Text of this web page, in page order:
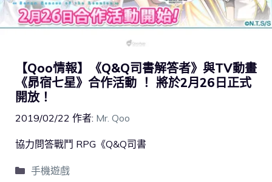
【Qoo情報】《Q&Q司書解答者》與TV動畫
《昴宿七星》合作活動 ！ 將於2月26日正式
開放！
2019/02/22 作者: Mr. Qoo
協力問答戰鬥 RPG《Q&Q司書
手機遊戲